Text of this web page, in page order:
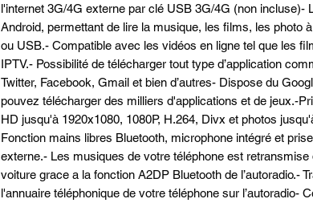
l'internet 3G/4G externe par clé USB 3G/4G (non incluse)-
Android, permettant de lire la musique, les films, les photo
ou USB.- Compatible avec les vidéos en ligne tel que les
IPTV.- Possibilité de télécharger tout type d’application
Twitter, Facebook, Gmail et bien d’autres- Dispose du
pouvez télécharger des milliers d'applications et de jeux.-
HD jusqu'à 1920x1080, 1080P, H.264, Divx et photos
Fonction mains libres Bluetooth, microphone intégré et
externe.- Les musiques de votre téléphone est
voiture grace a la fonction A2DP Bluetooth de l’autoradio.-
l'annuaire téléphonique de votre téléphone sur l’autoradio-